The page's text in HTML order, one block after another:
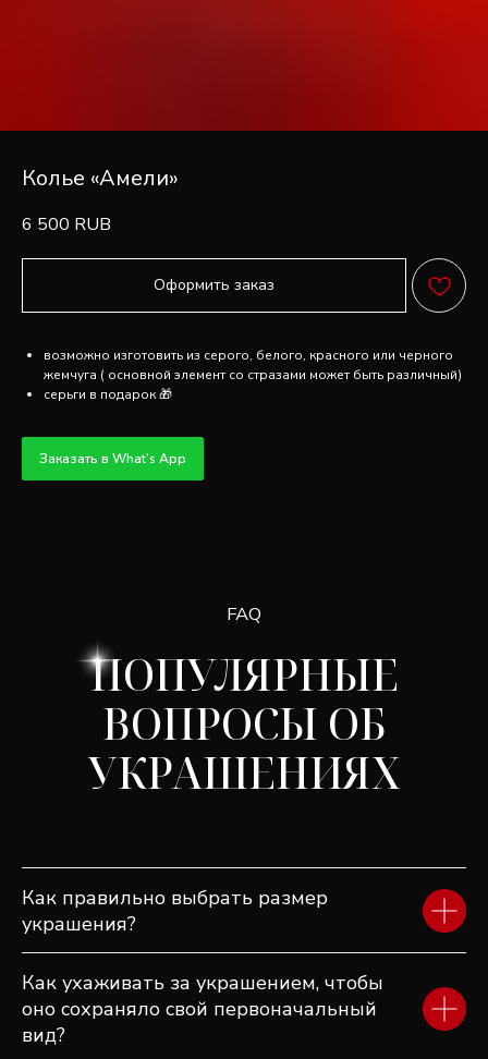
Колье «Амели»
6 500 RUB
Оформить заказ
возможно изготовить из серого, белого, красного или черного
жемчуга ( основной элемент со стразами может быть различный)
серьги в подарок 🎁
Заказать в What's App
FAQ
ПОПУЛЯРНЫЕ
ВОПРОСЫ ОБ
УКРАШЕНИЯХ
Как правильно выбрать размер
украшения?
Как ухаживать за украшением, чтобы
оно сохраняло свой первоначальный
вид?
ПОСМОТРИТЕ ЕЩЕ
ДРУГИЕ ИЗДЕЛИЯ